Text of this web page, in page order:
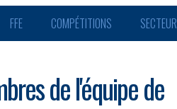
FFE COMPÉTITIONS
de l'équipe de